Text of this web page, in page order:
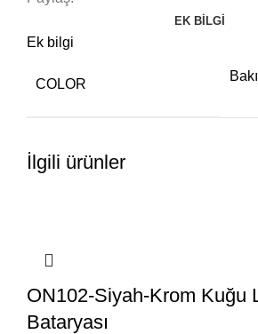
EK BILGI
Ek bilgi
COLOR
İlgili ürünler
ON102-Siyah-Krom Kuğu
Bataryası